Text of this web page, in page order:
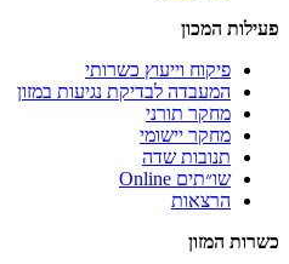
פעילות המכון
פיקוח וייעוץ כשרותי
המעבדה לבדיקת נגיעות במזון
מחקר תורני
מחקר יישומי
תנובות שדה
שו״תים Online
הרצאות
כשרות המזון